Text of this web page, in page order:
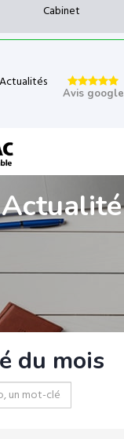
Cabinet
Actualités
Avis google
Actualité
du mois